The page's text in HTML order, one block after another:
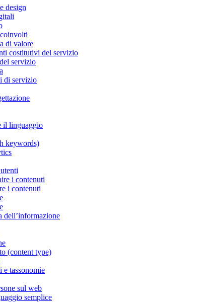
design
di valore
costitutivi del servizio
servizio
di servizio
il linguaggio
keywords)
i contenuti
i contenuti
dell’informazione
(content type)
tassonomie
sul web
semplice